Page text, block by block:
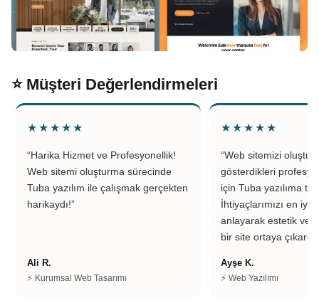
⭐ Müşteri Değerlendirmeleri
★★★★★
“Harika Hizmet ve Profesyonellik!
Web sitemi oluşturma sürecinde
Tuba yazılım ile çalışmak gerçekten
harikaydı!”
Ali R.
⚡ Kurumsal Web Tasarımı
★★★★★
“Web sitemizi
gösterdikleri
için Tuba yazılıma
İhtiyaçlarımızı en iyi
anlayarak estetik ve
bir site ortaya
Ayşe K.
⚡ Web Yazılımı